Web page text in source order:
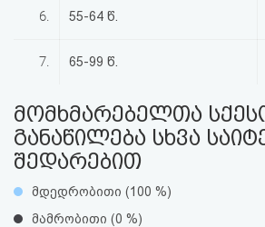
შეთანხმება
უარყოფა
6. 55-64 წ.
7. 65-99 წ.
მომხმარებელთა
განაწილება სხვა
შედარებით
მდედრობითი (100 %)
მამრობითი (0 %)